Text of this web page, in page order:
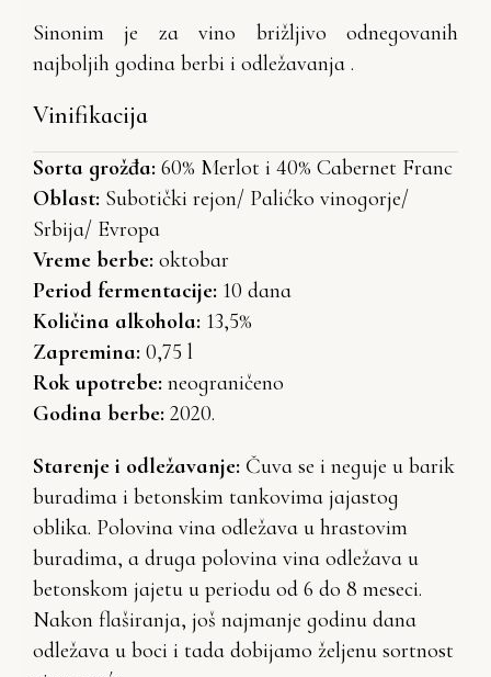
Sinonim je za vino brižljivo odnegovanih
najboljih godina berbi i odležavanja .
Vinifikacija
Sorta grožđa: 60% Merlot i 40% Cabernet Franc
Oblast: Subotički rejon/ Palićko vinogorje/
Srbija/ Evropa
Vreme berbe: oktobar
Period fermentacije: 10 dana
Količina alkohola: 13,5%
Zapremina: 0,75 l
Rok upotrebe: neograničeno
Godina berbe: 2020.
Starenje i odležavanje: Čuva se i neguje u barik
buradima i betonskim tankovima jajastog
oblika. Polovina vina odležava u hrastovim
buradima, a druga polovina vina odležava u
betonskom jajetu u periodu od 6 do 8 meseci.
Nakon flaširanja, još najmanje godinu dana
odležava u boci i tada dobijamo željenu sortnost